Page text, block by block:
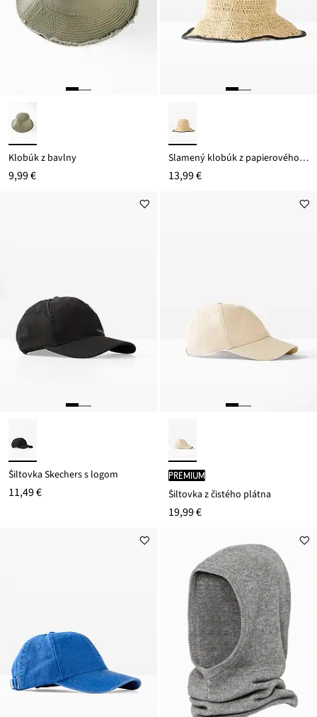
Klobúk z bavlny
9,99 €
Slamený klobúk z papierového vlákna
13,99 €
Šiltovka Skechers s logom
11,49 €
PREMIUM
Šiltovka z čistého plátna
19,99 €